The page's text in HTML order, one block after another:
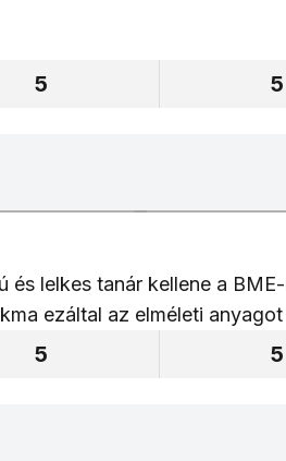
5 5
lelkes tanár kellene a
ezáltal az elméleti
5 5